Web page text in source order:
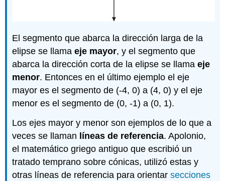
El segmento que abarca la dirección larga de la
elipse se llamaeje mayor, y el segmento que
abarca la dirección corta de la elipse se llamaeje
menor. Entonces en el último ejemplo el eje
mayor es el segmento de (-4, 0) a (4, 0) y el eje
menor es el segmento de (0, -1) a (0, 1).
Los ejes mayor y menor son ejemplos de lo que a
veces se llaman líneas de referencia. Apolonio,
el matemático griego antiguo que escribió un
tratado temprano sobre cónicas, utilizó estas y
otras líneas de referencia para orientarsecciones